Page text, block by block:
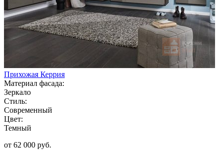
Прихожая Керрия
Материал фасада:
Зеркало
Стиль:
Современный
Цвет:
Темный
от 62 000 руб.